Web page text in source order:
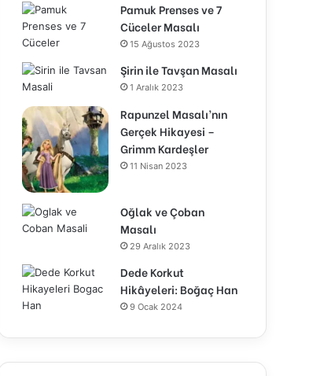
Pamuk Prenses ve 7
Cüceler Masalı
15 Ağustos 2023
Şirin ile Tavşan Masalı
1 Aralık 2023
Rapunzel Masalı’nın
Gerçek Hikayesi –
Grimm Kardeşler
11 Nisan 2023
Oğlak ve Çoban
Masalı
29 Aralık 2023
Dede Korkut
Hikâyeleri: Boğaç Han
9 Ocak 2024